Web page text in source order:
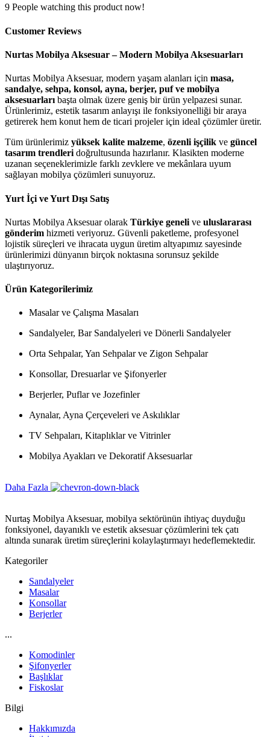
9 People watching this product now!
Customer Reviews
Nurtas Mobilya Aksesuar – Modern Mobilya Aksesuarları
Nurtas Mobilya Aksesuar, modern yaşam alanları için masa,
sandalye, sehpa, konsol, ayna, berjer, puf ve mobilya
aksesuarları başta olmak üzere geniş bir ürün yelpazesi sunar.
Ürünlerimiz, estetik tasarım anlayışı ile fonksiyonelliği bir araya
getirerek hem konut hem de ticari projeler için ideal çözümler üretir.
Tüm ürünlerimiz yüksek kalite malzeme, özenli işçilik ve güncel
tasarım trendleri doğrultusunda hazırlanır. Klasikten moderne
uzanan seçeneklerimizle farklı zevklere ve mekânlara uyum
sağlayan mobilya çözümleri sunuyoruz.
Yurt İçi ve Yurt Dışı Satış
Nurtas Mobilya Aksesuar olarak Türkiye geneli ve uluslararası
gönderim hizmeti veriyoruz. Güvenli paketleme, profesyonel
lojistik süreçleri ve ihracata uygun üretim altyapımız sayesinde
ürünlerimizi dünyanın birçok noktasına sorunsuz şekilde
ulaştırıyoruz.
Ürün Kategorilerimiz
Masalar ve Çalışma Masaları
Sandalyeler, Bar Sandalyeleri ve Dönerli Sandalyeler
Orta Sehpalar, Yan Sehpalar ve Zigon Sehpalar
Konsollar, Dresuarlar ve Şifonyerler
Berjerler, Puflar ve Jozefinler
Aynalar, Ayna Çerçeveleri ve Askılıklar
TV Sehpaları, Kitaplıklar ve Vitrinler
Mobilya Ayakları ve Dekoratif Aksesuarlar
Daha Fazla
Nurtaş Mobilya Aksesuar, mobilya sektörünün ihtiyaç duyduğu
fonksiyonel, dayanıklı ve estetik aksesuar çözümlerini tek çatı
altında sunarak üretim süreçlerini kolaylaştırmayı hedeflemektedir.
Kategoriler
Sandalyeler
Masalar
Konsollar
Berjerler
...
Komodinler
Şifonyerler
Başlıklar
Fiskoslar
Bilgi
Hakkımızda